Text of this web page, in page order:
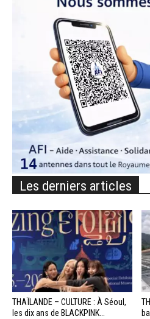
Les derniers articles
THAÏLANDE – CULTURE : À Séoul,
les dix ans de BLACKPINK...